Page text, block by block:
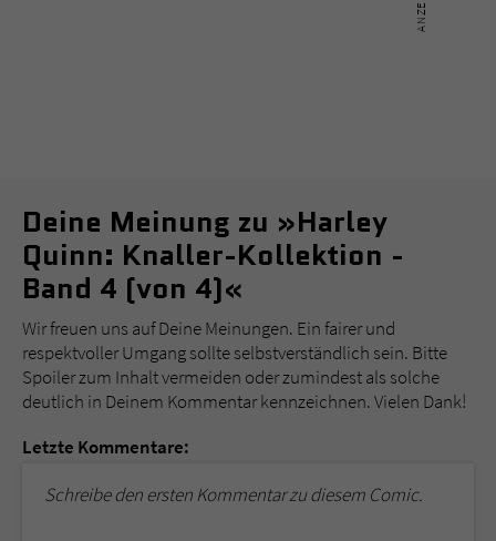
Deine Meinung zu »Harley
Quinn: Knaller-Kollektion -
Band 4 (von 4)«
Wir freuen uns auf Deine Meinungen. Ein fairer und
respektvoller Umgang sollte selbstverständlich sein. Bitte
Spoiler zum Inhalt vermeiden oder zumindest als solche
deutlich in Deinem Kommentar kennzeichnen. Vielen Dank!
Letzte Kommentare:
Schreibe den ersten Kommentar zu diesem Comic.